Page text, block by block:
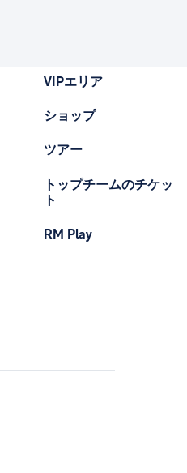
VIPエリア
ショップ
ツアー
トップチームのチケッ
ト
RM Play